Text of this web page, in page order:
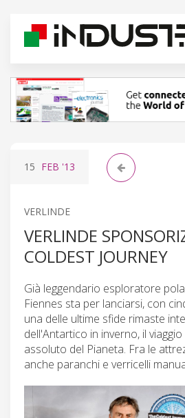
15 FEB '13
VERLINDE
VERLINDE
COLDEST JOURNEY
Già leggendario esploratore
Fiennes sta per lanciarsi, con
una delle ultime sfide rimaste
dell'Antartico in inverno, il
assoluto del Pianeta. Fra le
anche paranchi e verricelli